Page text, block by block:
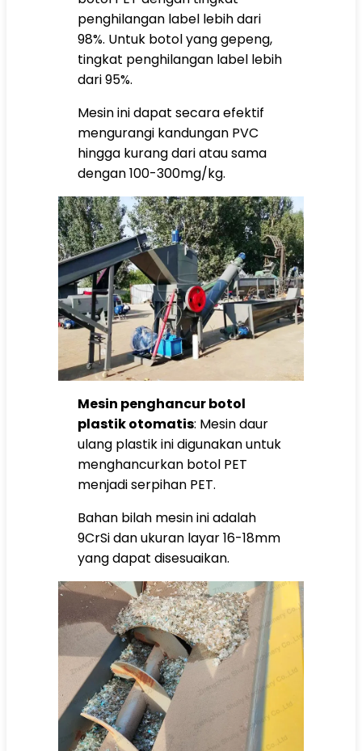
penghilangan label lebih dari
98%. Untuk botol yang gepeng,
tingkat penghilangan label lebih
dari 95%.
Mesin ini dapat secara efektif
mengurangi kandungan PVC
hingga kurang dari atau sama
dengan 100-300mg/kg.
Mesin penghancur botol
plastik otomatis: Mesin daur
ulang plastik ini digunakan untuk
menghancurkan botol PET
menjadi serpihan PET.
Bahan bilah mesin ini adalah
9CrSi dan ukuran layar 16-18mm
yang dapat disesuaikan.